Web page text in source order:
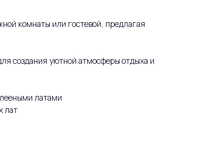
комнаты или гостевой, предлагая
создания уютной атмосферы отдыха и
латами
лат